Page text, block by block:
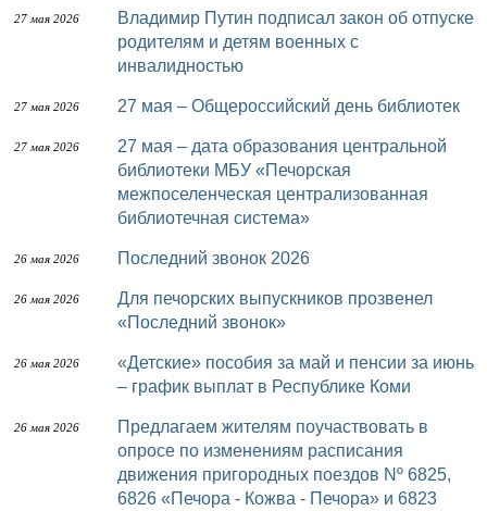
27 мая 2026
Владимир Путин подписал закон об отпуске
родителям и детям военных с
инвалидностью
27 мая 2026 27 мая – Общероссийский день библиотек
27 мая 2026
27 мая – дата образования центральной
библиотеки МБУ «Печорская
межпоселенческая централизованная
библиотечная система»
26 мая 2026 Последний звонок 2026
26 мая 2026
Для печорских выпускников прозвенел
«Последний звонок»
26 мая 2026
«Детские» пособия за май и пенсии за июнь
– график выплат в Республике Коми
26 мая 2026
Предлагаем жителям поучаствовать в
опросе по изменениям расписания
движения пригородных поездов Nº 6825,
6826 «Печора - Кожва - Печора» и 6823